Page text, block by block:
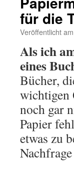
für die
Veröffentlicht am
Als ich
eines
Bücher,
wichtigen
noch gar
Papier
etwas zu